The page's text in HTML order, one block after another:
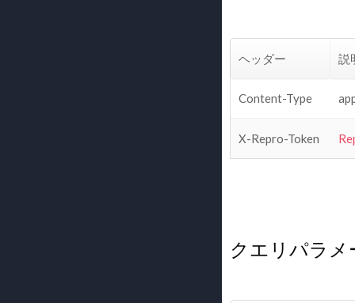
ヘッダー 説
Content-Type
X-Repro-Token
クエリパラメ